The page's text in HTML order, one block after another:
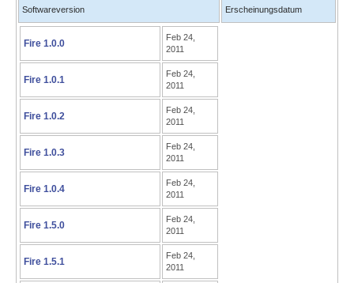
Softwareversion Erscheinungsdatum
Fire 1.0.0
Feb 24,
2011
Fire 1.0.1
Feb 24,
2011
Fire 1.0.2
Feb 24,
2011
Fire 1.0.3
Feb 24,
2011
Fire 1.0.4
Feb 24,
2011
Fire 1.5.0
Feb 24,
2011
Fire 1.5.1
Feb 24,
2011